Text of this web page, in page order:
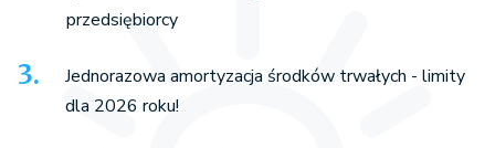
przedsiębiorcy
Jednorazowa amortyzacja środków trwałych - limity
dla 2026 roku!